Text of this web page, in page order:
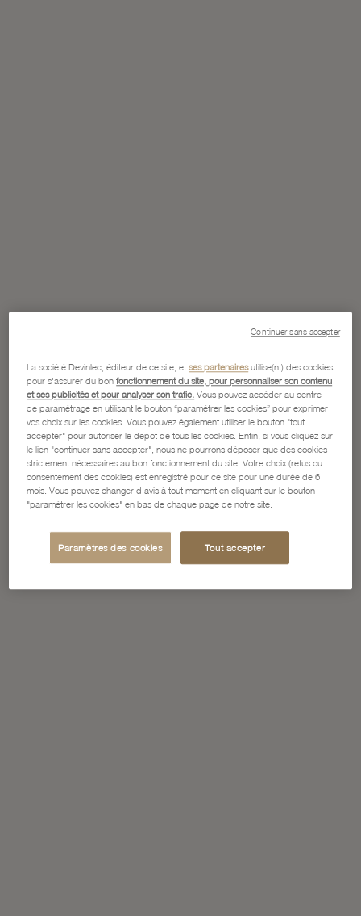
La société Devinlec, éditeur de ce site, etses partenairesutilise(nt) des cookies
pour s'assurer du bonfonctionnement du site, pour personnaliser son contenu
et ses publicités et pour analyser son trafic. Vous pouvez accéder au centre
de paramétrage en utilisant le bouton “paramétrer les cookies” pour exprimer
vos choix sur les cookies. Vous pouvez également utiliser le bouton "tout
accepter" pour autoriser le dépôt de tous les cookies. Enfin, si vous cliquez sur
le lien "continuer sans accepter", nous ne pourrons déposer que des cookies
strictement nécessaires au bon fonctionnement du site. Votre choix (refus ou
consentement des cookies) est enregistré pour ce site pour une durée de 6
mois. Vous pouvez changer d'avis à tout moment en cliquant sur le bouton
"paramétrer les cookies" en bas de chaque page de notre site.
Paramètres des cookies Tout accepter
Continuer sans accepter